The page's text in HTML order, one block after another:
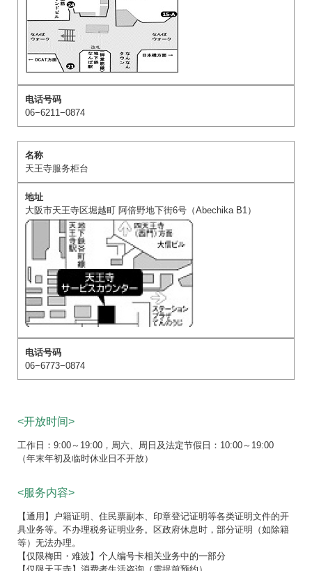
06−6211−0874
天王寺服务柜台
大阪市天王寺区堀越町 阿倍野地下街6号（Abechika B1）
06−6773−0874
<开放时间>
工作日：9:00～19:00，周六、周日及法定节假日：10:00～19:00
（年末年初及临时休业日不开放）
<服务内容>
【通用】户籍证明、住民票副本、印章登记证明等各类证明文件的开
具业务等。不办理税务证明业务。区政府休息时，部分证明（如除籍
等）无法办理。
【仅限梅田・难波】个人编号卡相关业务中的一部分